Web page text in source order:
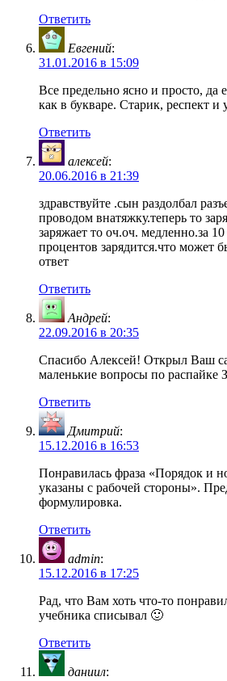
Ответить
Евгений:
31.01.2016 в 15:09
Все предельно ясно и просто, да
как в букваре. Старик, респект и
Ответить
алексей:
20.06.2016 в 21:39
здравствуйте .сын раздолбал
проводом внатяжку.теперь то
заряжает то оч.оч. медленно.за
процентов зарядится.что может
ответ
Ответить
Андрей:
22.09.2016 в 20:35
Спасибо Алексей! Открыл Ваш
маленькие вопросы по распайке
Ответить
Дмитрий:
15.12.2016 в 16:53
Понравилась фраза «Порядок и
указаны с рабочей стороны».
формулировка.
Ответить
admin:
15.12.2016 в 17:25
Рад, что Вам хоть что-то
учебника списывал 🙂
Ответить
даниил: